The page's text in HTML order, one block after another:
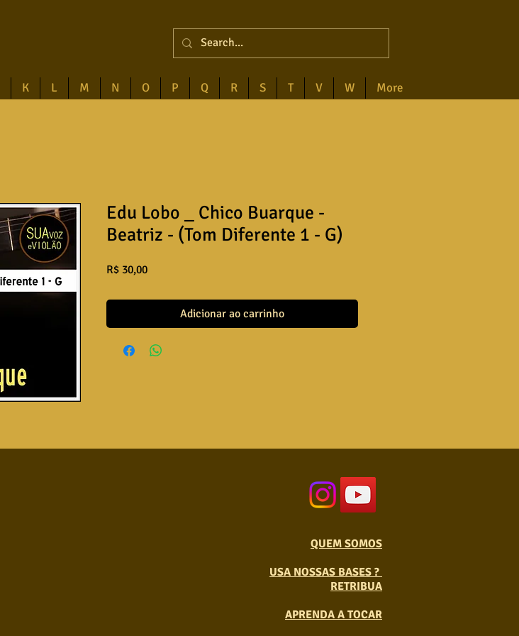
K L M N O P Q R S T V W More
Edu Lobo _ Chico Buarque -
Beatriz - (Tom Diferente 1 - G)
R$ 30,00Preço
Adicionar ao carrinho
QUEM SOMOS
USA NOSSAS BASES ?
RETRIBUA
APRENDA A TOCAR